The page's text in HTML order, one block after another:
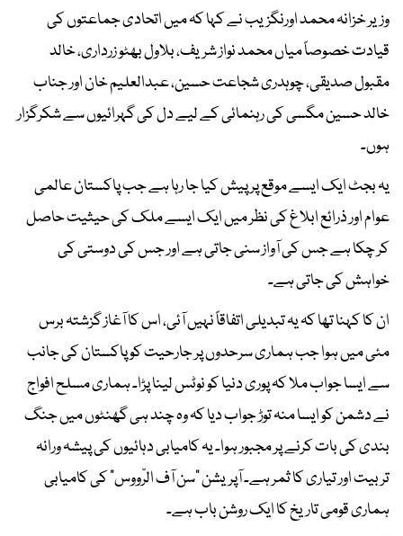
وزیر خزانہ محمد اورنگزیب نے کہا کہ میں اتحادی جماعتوں کی
قیادت خصوصاً میاں محمد نواز شریف، بلاول بھٹو زرداری، خالد
مقبول صدیقی، چوہدری شجاعت حسین، عبدالعلیم خان اور جناب
خالد حسین مگسی کی رہنمائی کے لیے دل کی گہرائیوں سے شکرگزار
ہوں۔
یہ بجٹ ایک ایسے موقع پر پیش کیا جا رہا ہے جب پاکستان عالمی
عوام اور ذرائع ابلاغ کی نظر میں ایک ایسے ملک کی حیثیت حاصل
کر چکا ہے جس کی آواز سنی جاتی ہے اور جس کی دوستی کی
خواہش کی جاتی ہے۔
ان کا کہنا تھا کہ یہ تبدیلی اتفاقاً نہیں آئی، اس کا آغاز گزشتہ برس
مئی میں ہوا جب ہماری سرحدوں پر جارحیت کو پاکستان کی جانب
سے ایسا جواب ملا کہ پوری دنیا کو نوٹس لینا پڑا۔ ہماری مسلح افواج
نے دشمن کو ایسا منہ توڑ جواب دیا کہ وہ چند ہی گھنٹوں میں جنگ
بندی کی بات کرنے پر مجبور ہوا۔ یہ کامیابی دہائیوں کی پیشہ ورانہ
تربیت اور تیاری کا ثمر ہے۔ آپریشن ”سن آف الرّووس“ کی کامیابی
ہماری قومی تاریخ کا ایک روشن باب ہے۔